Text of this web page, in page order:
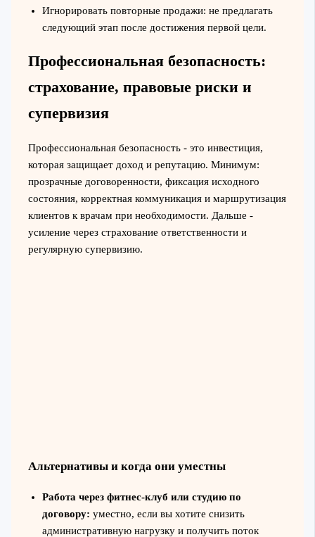
Игнорировать повторные продажи: не предлагать
следующий этап после достижения первой цели.
Профессиональная безопасность:
страхование, правовые риски и
супервизия
Профессиональная безопасность - это инвестиция,
которая защищает доход и репутацию. Минимум:
прозрачные договоренности, фиксация исходного
состояния, корректная коммуникация и маршрутизация
клиентов к врачам при необходимости. Дальше -
усиление через страхование ответственности и
регулярную супервизию.
Альтернативы и когда они уместны
Работа через фитнес-клуб или студию по
договору: уместно, если вы хотите снизить
административную нагрузку и получить поток